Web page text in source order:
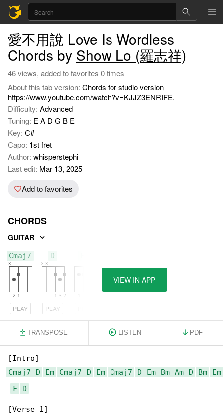
愛不用說 Love Is Wordless
Chords by Show Lo (羅志祥)
46 views, added to favorites 0 times
About this tab version: Chords for studio version
https://www.youtube.com/watch?v=KJJZ3ENRIFE.
Difficulty: Advanced
Tuning: E A D G B E
Key: C#
Capo: 1st fret
Author: whisperstephi
Last edit: Mar 13, 2025
Add to favorites
CHORDS
GUITAR
Cmaj7
PLAY
D
PLAY
VIEW IN APP
TRANSPOSE LISTEN PDF
Cmaj7
D Em Cmaj7 D Em Cmaj7 D Em Bm Am D Bm
Em
F
D
[Verse 1]